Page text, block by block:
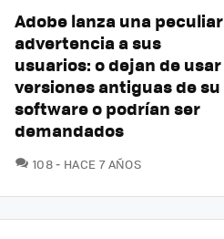
Adobe lanza una peculiar
advertencia a sus
usuarios: o dejan de usar
versiones antiguas de su
software o podrían ser
demandados
108COMENTARIOS
HACE 7 AÑOS